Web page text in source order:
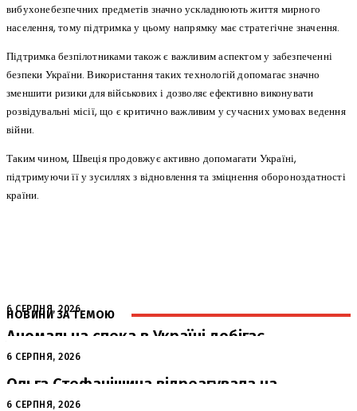
вибухонебезпечних предметів значно ускладнюють життя мирного
населення, тому підтримка у цьому напрямку має стратегічне значення.
Підтримка безпілотниками також є важливим аспектом у забезпеченні
безпеки України. Використання таких технологій допомагає значно
зменшити ризики для військових і дозволяє ефективно виконувати
розвідувальні місії, що є критично важливим у сучасних умовах ведення
війни.
Таким чином, Швеція продовжує активно допомагати Україні,
підтримуючи її у зусиллях з відновлення та зміцнення обороноздатності
країни.
НОВИНИ ЗА ТЕМОЮ
6 СЕРПНЯ, 2026
Аномальна спека в Україні добігає
кінця: очікується похолодання
6 СЕРПНЯ, 2026
Ольга Стефанішина відреагувала на
підозри від НАБУ та САП
6 СЕРПНЯ, 2026